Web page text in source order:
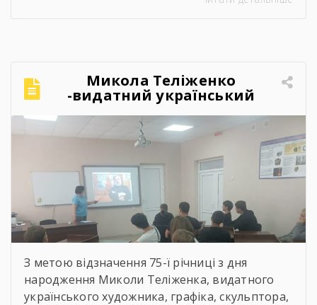
Микола Теліженко
-видатний український
художник, графік,
скульптор, майстер
декоративно-ужиткового
мистецтва
З метою відзначення 75-ї річниці з дня
народження Миколи Теліженка, видатного
українського художника, графіка, скульптора,